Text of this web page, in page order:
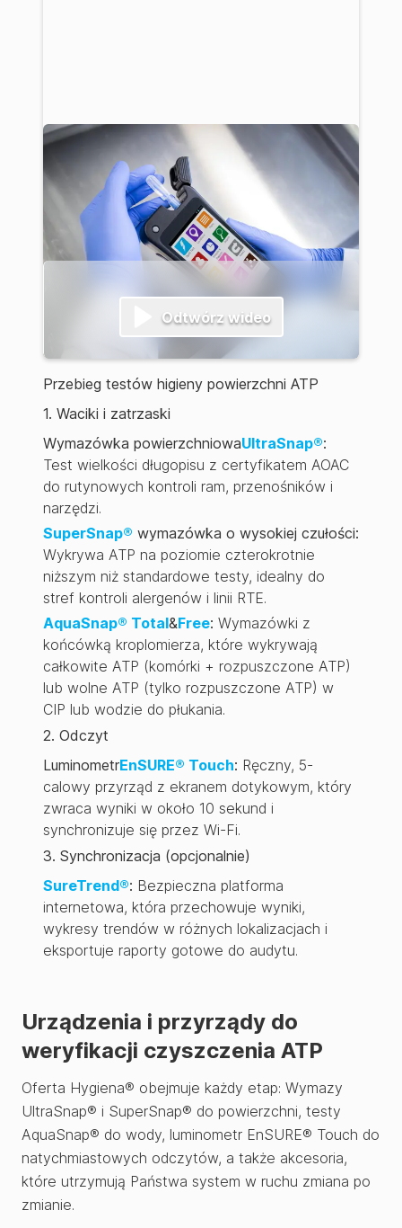
Odtwórz wideo
Przebieg testów higieny powierzchni ATP
1. Waciki i zatrzaski
Wymazówka powierzchniowaUltraSnap®:
Test wielkości długopisu z certyfikatem AOAC
do rutynowych kontroli ram, przenośników i
narzędzi.
SuperSnap® wymazówka o wysokiej czułości:
Wykrywa ATP na poziomie czterokrotnie
niższym niż standardowe testy, idealny do
stref kontroli alergenów i linii RTE.
AquaSnap® Total&Free: Wymazówki z
końcówką kroplomierza, które wykrywają
całkowite ATP (komórki + rozpuszczone ATP)
lub wolne ATP (tylko rozpuszczone ATP) w
CIP lub wodzie do płukania.
2. Odczyt
LuminometrEnSURE® Touch: Ręczny, 5-
calowy przyrząd z ekranem dotykowym, który
zwraca wyniki w około 10 sekund i
synchronizuje się przez Wi-Fi.
3. Synchronizacja (opcjonalnie)
SureTrend®: Bezpieczna platforma
internetowa, która przechowuje wyniki,
wykresy trendów w różnych lokalizacjach i
eksportuje raporty gotowe do audytu.
Urządzenia i przyrządy do
weryfikacji czyszczenia ATP
Oferta Hygiena® obejmuje każdy etap: Wymazy
UltraSnap® i SuperSnap® do powierzchni, testy
AquaSnap® do wody, luminometr EnSURE® Touch do
natychmiastowych odczytów, a także akcesoria,
które utrzymują Państwa system w ruchu zmiana po
zmianie.